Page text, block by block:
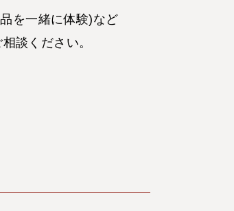
を一緒に体験)など
談ください。